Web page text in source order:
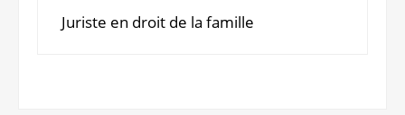
Juriste en droit de la famille